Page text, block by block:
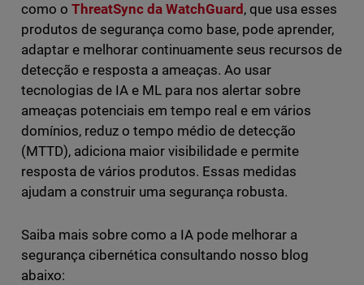
como o ThreatSync da WatchGuard , que usa esses
produtos de segurança como base, pode aprender,
adaptar e melhorar continuamente seus recursos de
detecção e resposta a ameaças. Ao usar
tecnologias de IA e ML para nos alertar sobre
ameaças potenciais em tempo real e em vários
domínios, reduz o tempo médio de detecção
(MTTD), adiciona maior visibilidade e permite
resposta de vários produtos. Essas medidas
ajudam a construir uma segurança robusta.
Saiba mais sobre como a IA pode melhorar a
segurança cibernética consultando nosso blog
abaixo: